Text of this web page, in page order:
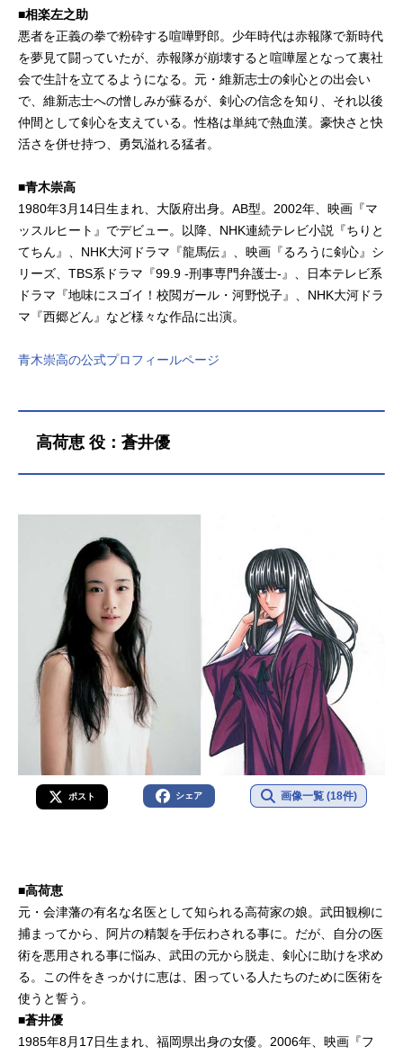
■相楽左之助
悪者を正義の拳で粉砕する喧嘩野郎。少年時代は赤報隊で新時代
を夢見て闘っていたが、赤報隊が崩壊すると喧嘩屋となって裏社
会で生計を立てるようになる。元・維新志士の剣心との出会い
で、維新志士への憎しみが蘇るが、剣心の信念を知り、それ以後
仲間として剣心を支えている。性格は単純で熱血漢。豪快さと快
活さを併せ持つ、勇気溢れる猛者。
■青木崇高
1980年3月14日生まれ、大阪府出身。AB型。2002年、映画『マ
ッスルヒート』でデビュー。以降、NHK連続テレビ小説『ちりと
てちん』、NHK大河ドラマ『龍馬伝』、映画『るろうに剣心』シ
リーズ、TBS系ドラマ『99.9 -刑事専門弁護士-』、日本テレビ系
ドラマ『地味にスゴイ！校閲ガール・河野悦子』、NHK大河ドラ
マ『西郷どん』など様々な作品に出演。
青木崇高の公式プロフィールページ
高荷恵 役：蒼井優
ポスト シェア 画像一覧 (18件)
■高荷恵
元・会津藩の有名な名医として知られる高荷家の娘。武田観柳に
捕まってから、阿片の精製を手伝わされる事に。だが、自分の医
術を悪用される事に悩み、武田の元から脱走、剣心に助けを求め
る。この件をきっかけに恵は、困っている人たちのために医術を
使うと誓う。
■蒼井優
1985年8月17日生まれ、福岡県出身の女優。2006年、映画『フ